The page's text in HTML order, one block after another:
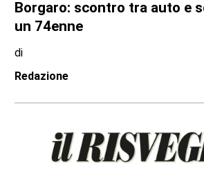
L'EPISODIO LO SCORSO FEBBRAIO
Violenta rissa al Bar Buffet
di Ivrea: il Questore di
misure di prevenzione
Redazione